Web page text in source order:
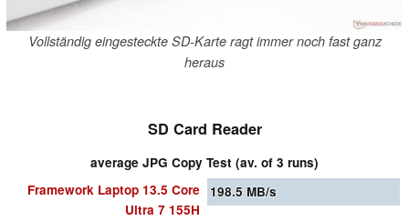
Vollständig eingesteckte SD-Karte ragt immer noch fast ganz
heraus
SD Card Reader
average JPG Copy Test (av. of 3 runs)
Framework Laptop 13.5 Core
Ultra 7 155H
198.5 MB/s